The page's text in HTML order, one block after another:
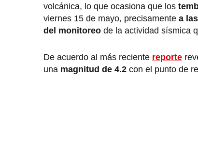
volcánica, lo que ocasiona que los
viernes 15 de mayo, precisamente a
del monitoreo de la actividad sísmica
De acuerdo al más reciente reporte
una magnitud de 4.2 con el punto de